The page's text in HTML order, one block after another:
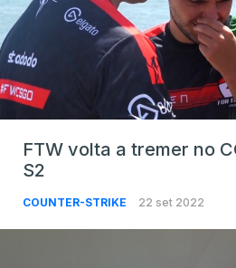
FTW volta a tremer no
S2
COUNTER-STRIKE 22 set 2022